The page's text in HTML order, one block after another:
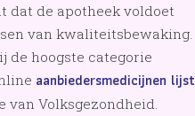
dat de apotheek voldoet
van kwaliteitsbewaking.
de hoogste categorie
aanbiedersmedicijnen lijst
Volksgezondheid.